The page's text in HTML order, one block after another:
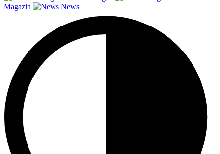
Magazin
News